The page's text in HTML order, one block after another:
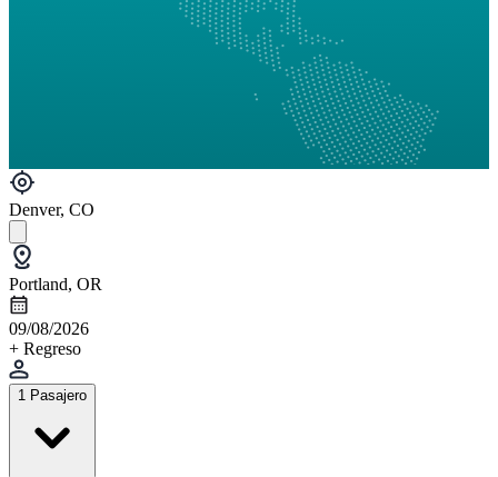
Denver, CO
Portland, OR
09/08/2026
+ Regreso
1 Pasajero